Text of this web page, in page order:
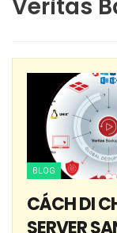
Veritas
BLOG
CÁCH DI
SERVER